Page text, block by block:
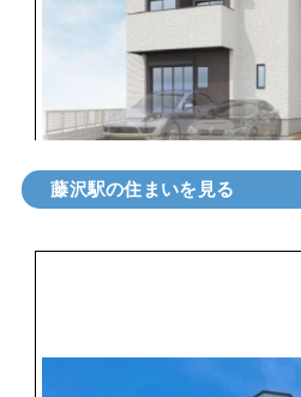
藤沢駅の住まいを見る